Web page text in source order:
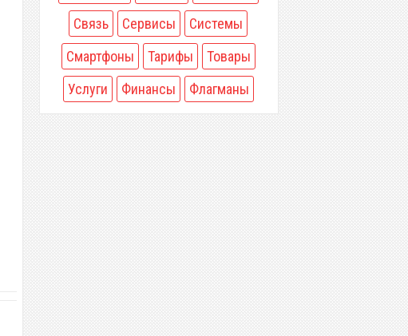
Связь
Сервисы
Системы
Смартфоны
Тарифы
Товары
Услуги
Финансы Флагманы